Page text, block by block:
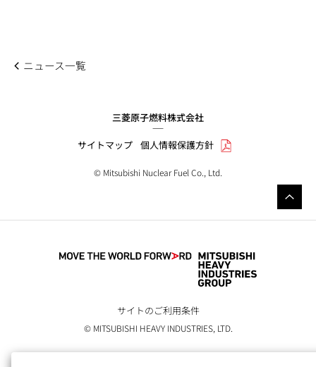
ニュース一覧
三菱原子燃料株式会社
サイトマップ 個人情報保護方針
© Mitsubishi Nuclear Fuel Co., Ltd.
サイトのご利用条件
© MITSUBISHI HEAVY INDUSTRIES, LTD.